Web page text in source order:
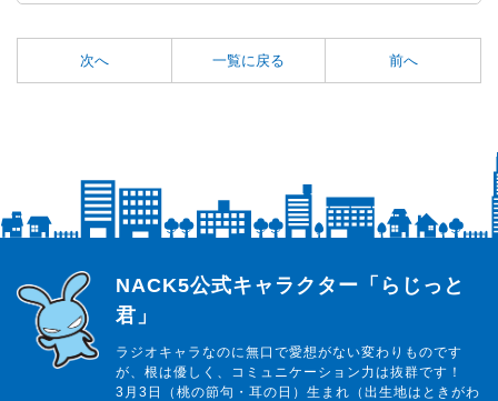
次へ 一覧に戻る 前へ
らじっと君
NACK5公式キャラクター「らじっと
君」
ラジオキャラなのに無口で愛想がない変わりものです
が、根は優しく、コミュニケーション力は抜群です！
3月3日（桃の節句・耳の日）生まれ（出生地はときがわ